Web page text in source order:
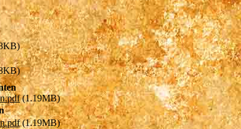
(1.19MB)
(1.19MB)